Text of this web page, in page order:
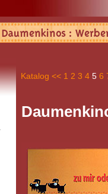
Katalog << 1 2 3 4 5 6